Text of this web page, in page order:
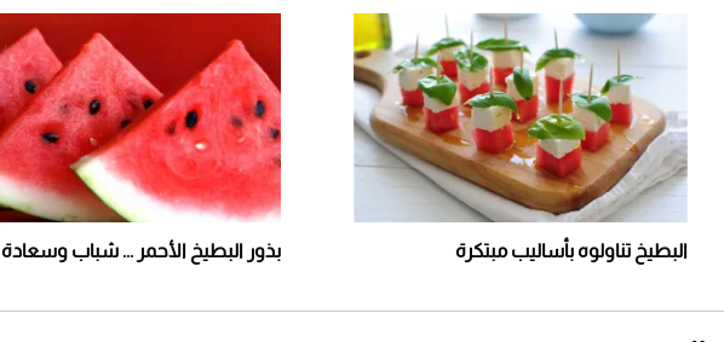
البطيخ تناولوه بأساليب مبتكرة بذور البطيخ الأحمر ... شباب وسعادة